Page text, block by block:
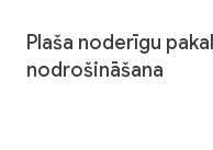
Plaša noderīgu
nodrošināšana